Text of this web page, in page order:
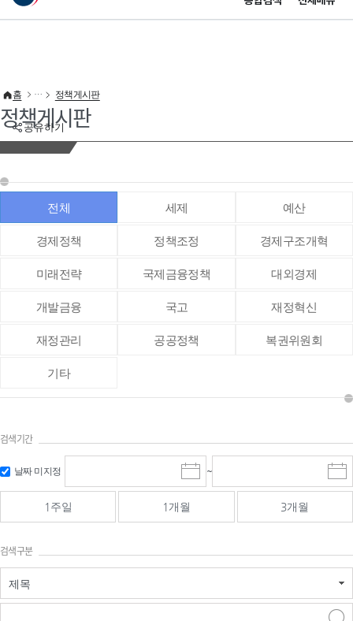
이 누리집은 대한민국 공식 전자정부 누리집입니다.
공유하기
홈 정책게시판
정책게시판
전체 세제 예산
경제정책 정책조정 경제구조개혁
미래전략 국제금융정책 대외경제
개발금융 국고 재정혁신
재정관리 공공정책 복권위원회
기타
검색기간
날짜 미지정
시
작
일
선
~
종
료
선
1주일 1개월 3개월
검색구분
제목